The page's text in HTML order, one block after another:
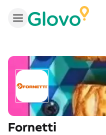
Fornetti